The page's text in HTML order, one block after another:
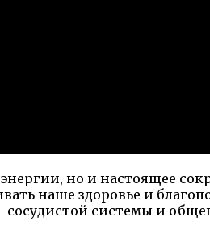
но и настоящее
наше здоровье и
системы и